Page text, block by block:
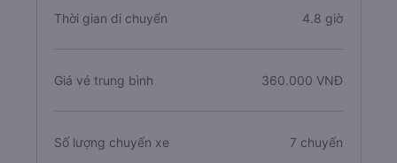
Thời gian di chuyển 4.8 giờ
Giá vé trung bình 360.000 VNĐ
Số lượng chuyến xe 7 chuyến